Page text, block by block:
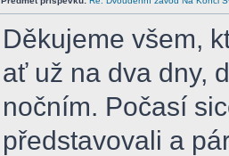
Děkujeme všem,
ať už na dva dny,
nočním. Počasí
představovali a